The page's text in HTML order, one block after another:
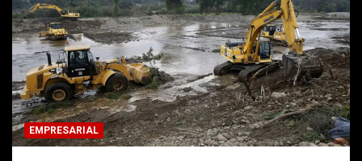
EMPRESARIAL